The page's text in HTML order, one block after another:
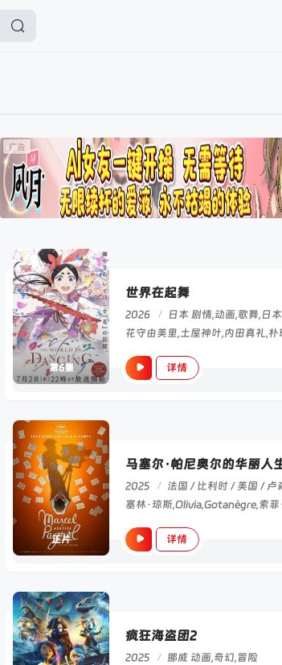
第6集
世界在起舞
2026 / 日本 剧情,动画,歌舞,日
详情
正片
马塞尔·帕尼奥尔的华丽人
2025 / 法国 / 比利时 / 美国 / 卢
详情
疯狂海盗团2
2025 / 挪威 动画,奇幻,冒险